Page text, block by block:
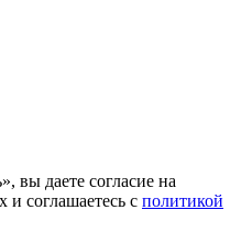
, вы даете согласие на
и соглашаетесь с политикой